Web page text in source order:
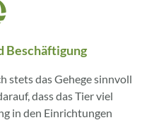
Beschäftigung
stets das Gehege sinnvoll
dass das Tier viel
in den Einrichtungen